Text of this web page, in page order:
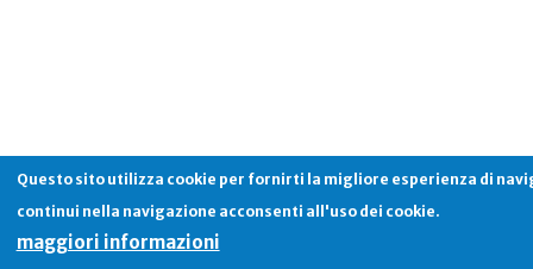
Questo sito utilizza cookie per fornirti la migliore esperienza di
continui nella navigazione acconsenti all'uso dei cookie.
maggiori informazioni